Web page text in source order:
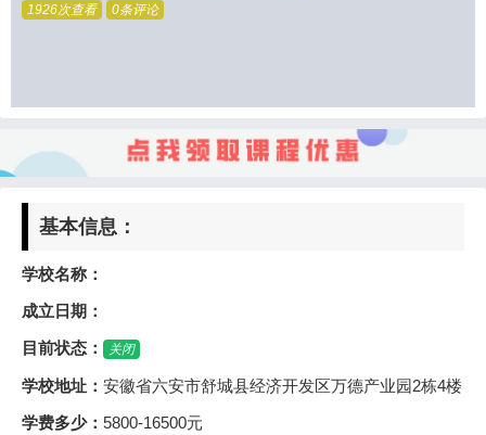
1926次查看 0条评论
基本信息：
学校名称：
成立日期：
目前状态：
关闭
学校地址： 安徽省六安市舒城县经济开发区万德产业园2栋4楼
学费多少： 5800-16500元